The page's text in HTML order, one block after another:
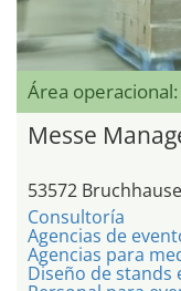
Área
Messe
53572
Consultoría
Agencias de
Agencias para
Diseño de stands